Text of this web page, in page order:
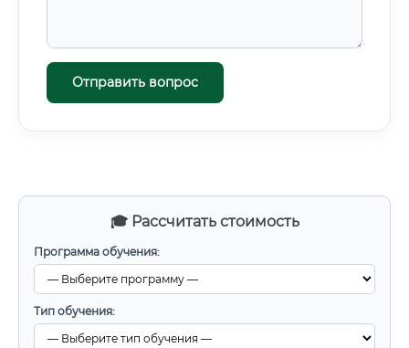
🎓 Рассчитать стоимость
Программа обучения:
Тип обучения:
Отправить вопрос